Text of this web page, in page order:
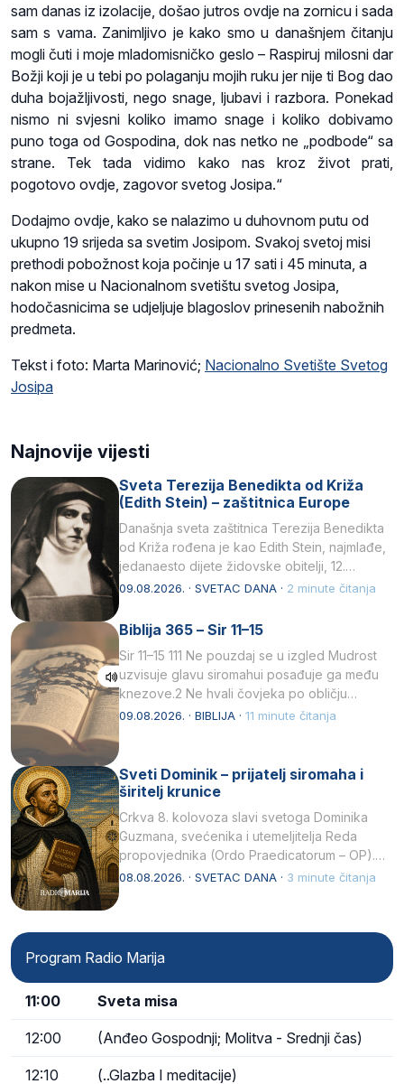
sam danas iz izolacije, došao jutros ovdje na zornicu i sada
sam s vama. Zanimljivo je kako smo u današnjem čitanju
mogli čuti i moje mladomisničko geslo – Raspiruj milosni dar
Božji koji je u tebi po polaganju mojih ruku jer nije ti Bog dao
duha bojažljivosti, nego snage, ljubavi i razbora. Ponekad
nismo ni svjesni koliko imamo snage i koliko dobivamo
puno toga od Gospodina, dok nas netko ne „podbode“ sa
strane. Tek tada vidimo kako nas kroz život prati,
pogotovo ovdje, zagovor svetog Josipa.“
Dodajmo ovdje, kako se nalazimo u duhovnom putu od
ukupno 19 srijeda sa svetim Josipom. Svakoj svetoj misi
prethodi pobožnost koja počinje u 17 sati i 45 minuta, a
nakon mise u Nacionalnom svetištu svetog Josipa,
hodočasnicima se udjeljuje blagoslov prinesenih nabožnih
predmeta.
Tekst i foto: Marta Marinović; Nacionalno Svetište Svetog
Josipa
Najnovije vijesti
Sveta Terezija Benedikta od Križa
(Edith Stein) – zaštitnica Europe
Današnja sveta zaštitnica Terezija Benedikta
od Križa rođena je kao Edith Stein, najmlađe,
jedanaesto dijete židovske obitelji, 12.
listopada 1891, u Wrocławu…
09.08.2026. · SVETAC DANA · 2 minute čitanja
Biblija 365 – Sir 11–15
Sir 11–15 111 Ne pouzdaj se u izgled Mudrost
uzvisuje glavu siromahui posađuje ga među
knezove.2 Ne hvali čovjeka po obličju
njegovui…
09.08.2026. · BIBLIJA · 11 minute čitanja
Sveti Dominik – prijatelj siromaha i
širitelj krunice
Crkva 8. kolovoza slavi svetoga Dominika
Guzmana, svećenika i utemeljitelja Reda
propovjednika (Ordo Praedicatorum – OP).
Svojim životom, dubokom ljubavlju prema
08.08.2026. · SVETAC DANA · 3 minute čitanja
Program Radio Marija
11:00 Sveta misa
12:00 (Anđeo Gospodnji; Molitva - Srednji čas)
12:10 (..Glazba I meditacije)